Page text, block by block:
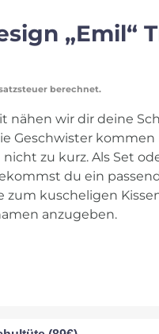
„Emil“
berechnet.
nähen wir dir deine
Geschwister
zu kurz. Als Set
du ein
zum kuscheligen
anzugeben.